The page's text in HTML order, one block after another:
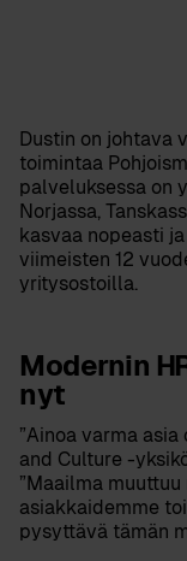
Dustin on johtava
toimintaa
palveluksessa on
Norjassa,
kasvaa nopeasti
viimeisten 12
yritysostoilla.
Modernin
nyt
”Ainoa varma
and Culture -
”Maailma
asiakkaidemme
pysyttävä tämän